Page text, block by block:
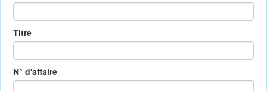
Titre
N° d'affaire